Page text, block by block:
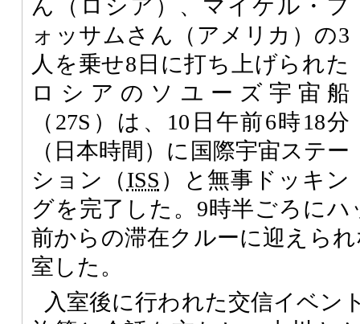
ん（ロシア）、マイケル・フ
ォッサムさん（アメリカ）の3
人を乗せ8日に打ち上げられた
ロシアのソユーズ宇宙船
（27S）は、10日午前6時18分
（日本時間）に国際宇宙ステー
ション（ISS ）と無事ドッキン
グを完了した。9時半ごろに
前からの滞在クルーに迎えら
室した。
入室後に行われた交信イベン